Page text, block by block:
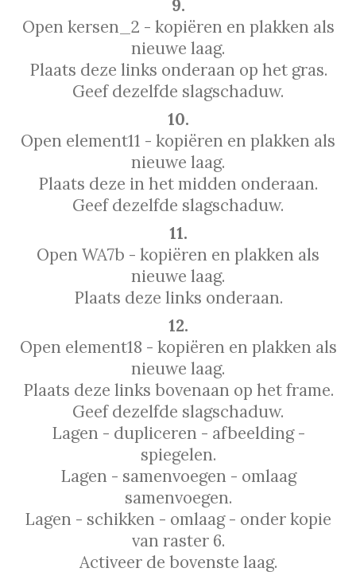
9.
Open kersen_2 - kopiëren en plakken als
nieuwe laag.
Plaats deze links onderaan op het gras.
Geef dezelfde slagschaduw.
10.
Open element11 - kopiëren en plakken als
nieuwe laag.
Plaats deze in het midden onderaan.
Geef dezelfde slagschaduw.
11.
Open WA7b - kopiëren en plakken als
nieuwe laag.
Plaats deze links onderaan.
12.
Open element18 - kopiëren en plakken als
nieuwe laag.
Plaats deze links bovenaan op het frame.
Geef dezelfde slagschaduw.
Lagen - dupliceren - afbeelding -
spiegelen.
Lagen - samenvoegen - omlaag
samenvoegen.
Lagen - schikken - omlaag - onder kopie
van raster 6.
Activeer de bovenste laag.